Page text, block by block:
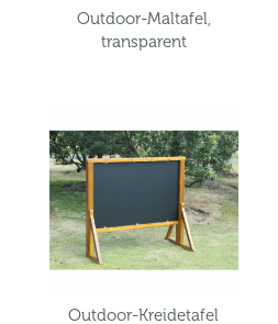
Outdoor-Maltafel,
transparent
Outdoor-Kreidetafel